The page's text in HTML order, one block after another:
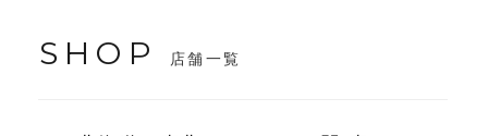
SHOP 店舗一覧